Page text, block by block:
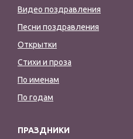
Видео поздравления
Песни поздравления
Открытки
Стихи и проза
По именам
По годам
ПРАЗДНИКИ